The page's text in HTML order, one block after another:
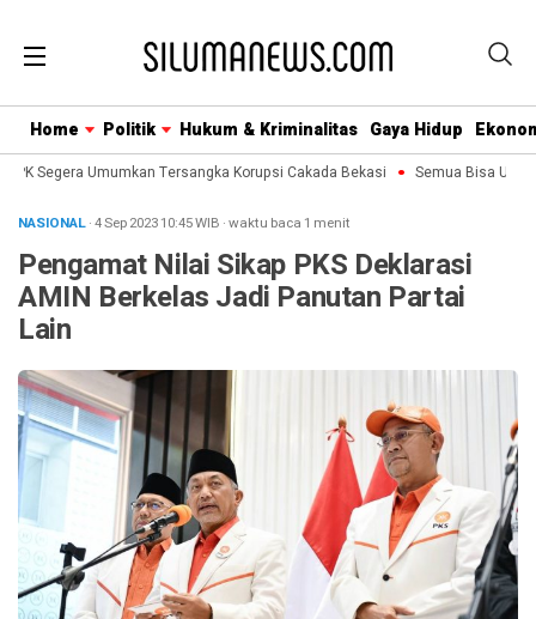
Home Politik Hukum & Kriminalitas Gaya Hidup
Segera Umumkan Tersangka Korupsi Cakada Bekasi Semua Bisa Umroh
NASIONAL· 4 Sep 202310:45WIB ·waktu baca 1 menit
Pengamat Nilai Sikap PKS Deklarasi
AMIN Berkelas Jadi Panutan Partai
Lain